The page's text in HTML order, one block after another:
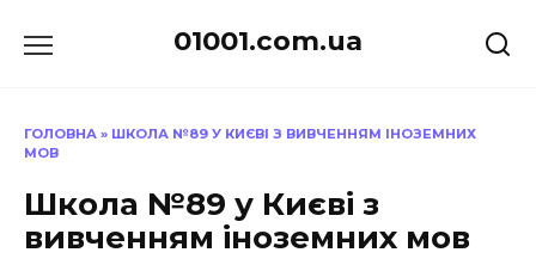
до
01001.com.ua
ГОЛОВНА » ШКОЛА №89 У КИЄВІ З ВИВЧЕННЯМ ІНОЗЕМНИХ
МОВ
Школа №89 у Києві з
вивченням іноземних мов